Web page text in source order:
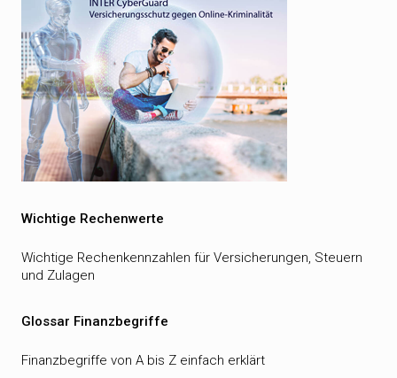
Wichtige Rechenwerte
Wichtige Rechenkennzahlen für Versicherungen, Steuern
und Zulagen
Glossar Finanzbegriffe
Finanzbegriffe von A bis Z einfach erklärt